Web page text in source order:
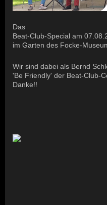
Das
Beat-Club-Special am
im Garten des Focke-
Wir sind dabei als Bernd
'Be Friendly' der Beat-Club-
Danke!!